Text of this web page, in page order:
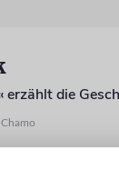
erzählt die